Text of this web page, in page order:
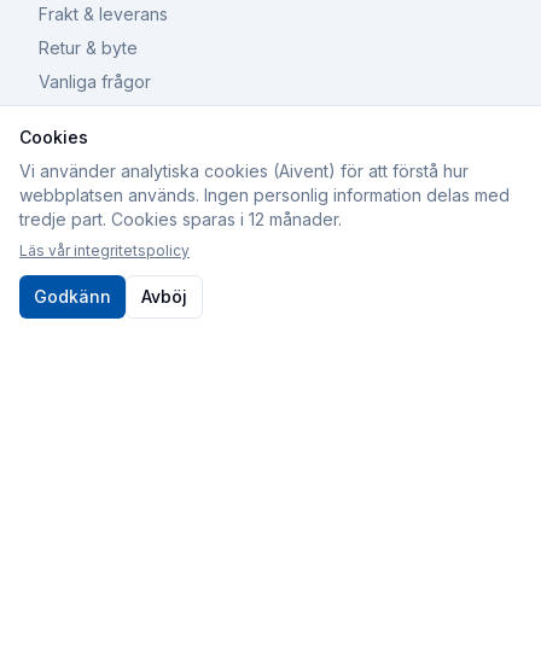
Frakt & leverans
Retur & byte
Vanliga frågor
Information
Köpvillkor
Integritetspolicy
Cookies
Om oss
Cookies
Vi använder analytiska cookies (Aivent) för att förstå hur
webbplatsen används. Ingen personlig information delas med
tredje part. Cookies sparas i 12 månader.
Läs vår integritetspolicy
Godkänn Avböj